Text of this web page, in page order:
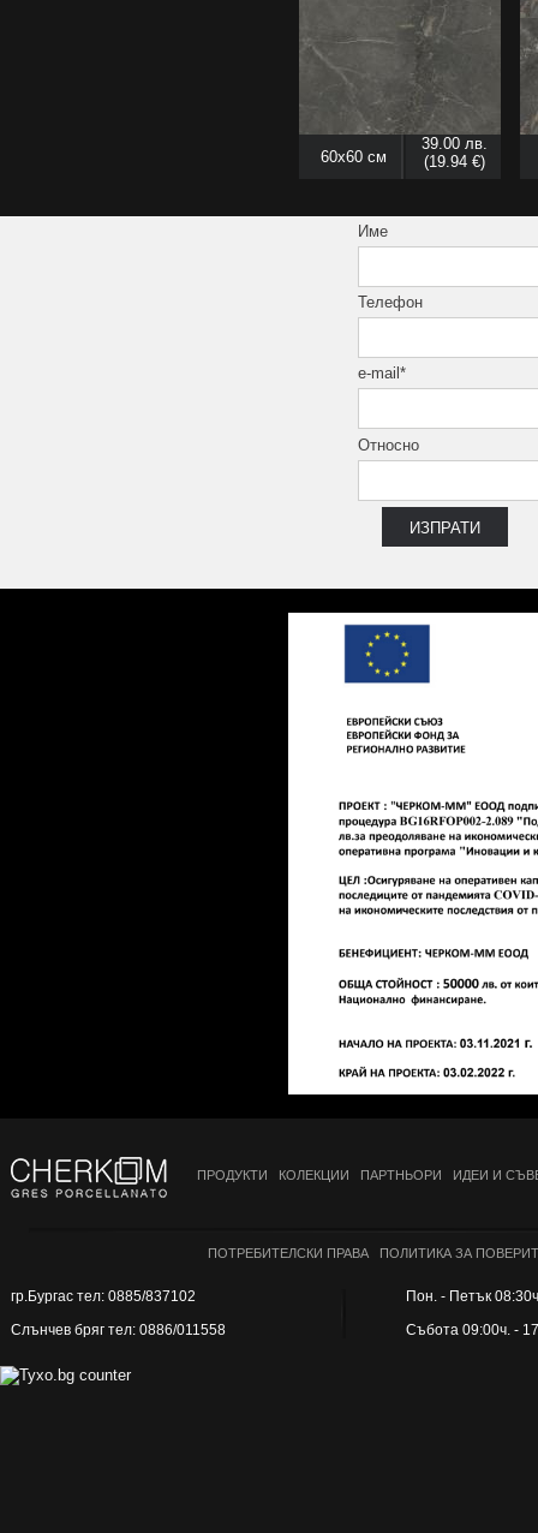
60x60 см
39.00 лв.
(19.94 €)
Име
Телефон
e-mail*
Относно
ПРОДУКТИ КОЛЕКЦИИ ПАРТНЬОРИ ИДЕИ И
ПОТРЕБИТЕЛСКИ ПРАВА ПОЛИТИКА ЗА
гр.Бургас тел: 0885/837102
Слънчев бряг тел: 0886/011558
Пон. - Петък
Събота 09:00ч. -